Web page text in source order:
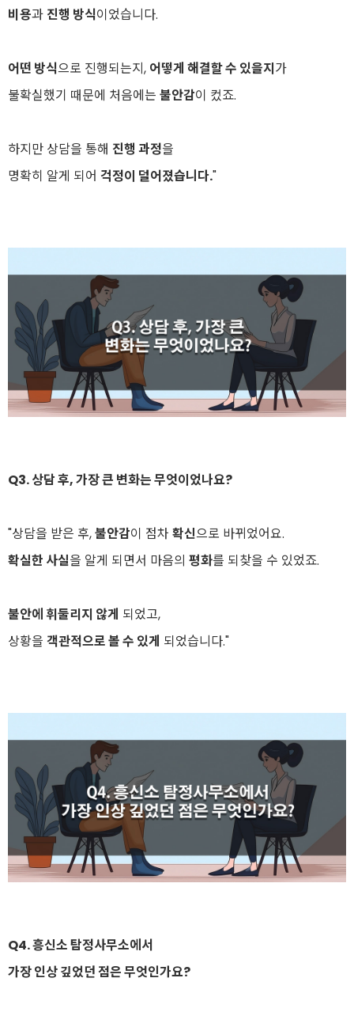
비용과 진행 방식이었습니다.
어떤 방식으로 진행되는지, 어떻게 해결할 수 있을지가
불확실했기 때문에 처음에는 불안감이 컸죠.
하지만 상담을 통해 진행 과정을
명확히 알게 되어 걱정이 덜어졌습니다."
Q3. 상담 후, 가장 큰 변화는 무엇이었나요?
"상담을 받은 후,불안감이 점차 확신으로 바뀌었어요.
확실한 사실을 알게 되면서 마음의 평화를 되찾을 수 있었죠.
불안에 휘둘리지 않게 되었고,
상황을 객관적으로 볼 수 있게 되었습니다."
Q4.흥신소 탐정사무소에서
가장 인상 깊었던 점은 무엇인가요?